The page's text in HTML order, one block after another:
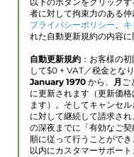
以下のボタンをクリック
者に対して拘束力のある仲
プライバシーポリシー、 キ
れた自動更新規約の内容に
自動更新規約 ：お客様の
して$0 + VAT／税金とな
January 1970 から、 月 ご
に更新されます（更新価
ます）。そしてキャンセ
に対して継続して請求さ
の深夜までに「有効なご
順に従って行うことがで
以内にカスタマーサポート